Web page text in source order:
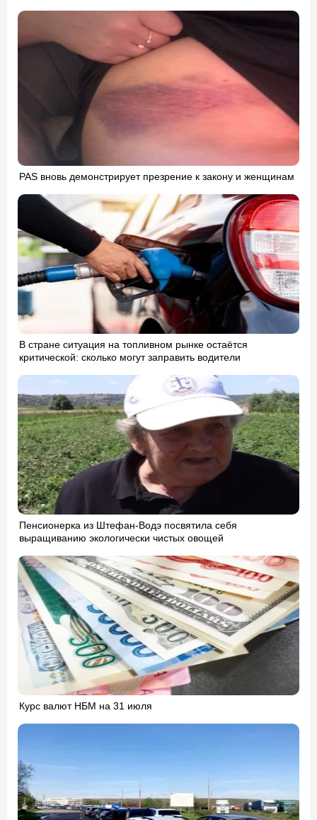
PAS вновь демонстрирует презрение к закону и женщинам
В стране ситуация на топливном рынке остаётся
критической: сколько могут заправить водители
Пенсионерка из Штефан-Водэ посвятила себя
выращиванию экологически чистых овощей
Курс валют НБМ на 31 июля